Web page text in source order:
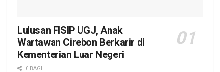
Lulusan FISIP UGJ, Anak
Wartawan Cirebon Berkarir di
Kementerian Luar Negeri
0 BAGI